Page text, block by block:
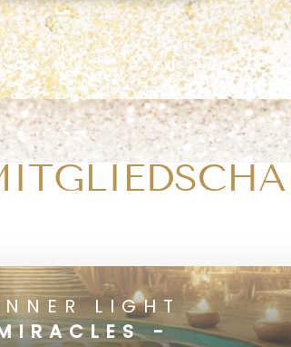
LIGHT
-